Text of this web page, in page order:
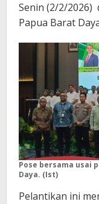
Senin (2/2/2026)
Papua Barat
Pose bersama usai
Daya. (Ist)
Pelantikan ini